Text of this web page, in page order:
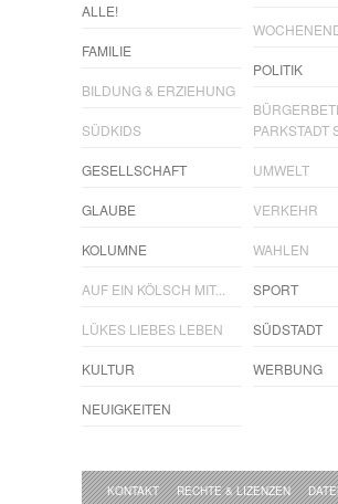
ALLE!
FAMILIE
BILDUNG & ERZIEHUNG
SÜDKIDS
GESELLSCHAFT
GLAUBE
KOLUMNE
AUF EIN KÖLSCH MIT...
LÜKES LIEBES LEBEN
KULTUR
NEUIGKEITEN
POLITIK
PARKSTADT
UMWELT
VERKEHR
WAHLEN
SPORT
SÜDSTADT
WERBUNG
KONTAKT RECHTE & LIZENZEN